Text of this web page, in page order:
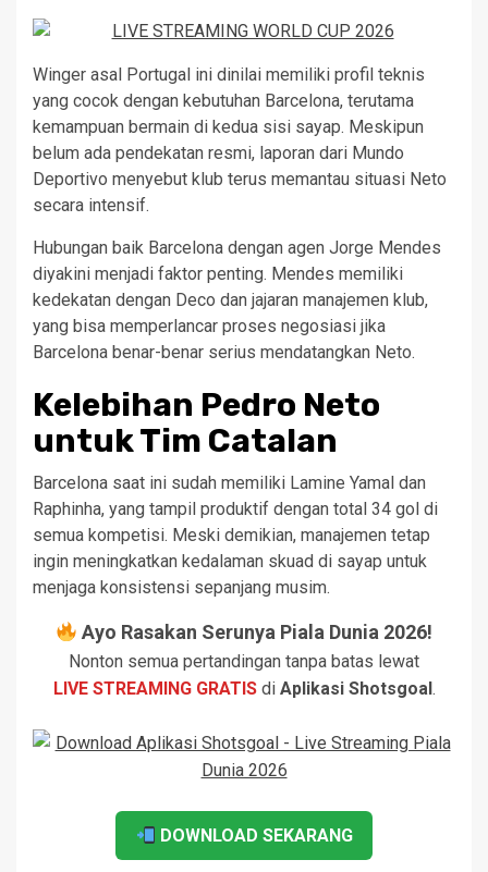
Winger asal Portugal ini dinilai memiliki profil teknis
yang cocok dengan kebutuhan Barcelona, terutama
kemampuan bermain di kedua sisi sayap. Meskipun
belum ada pendekatan resmi, laporan dari Mundo
Deportivo menyebut klub terus memantau situasi Neto
secara intensif.
Hubungan baik Barcelona dengan agen Jorge Mendes
diyakini menjadi faktor penting. Mendes memiliki
kedekatan dengan Deco dan jajaran manajemen klub,
yang bisa memperlancar proses negosiasi jika
Barcelona benar-benar serius mendatangkan Neto.
Kelebihan Pedro Neto
untuk Tim Catalan
Barcelona saat ini sudah memiliki Lamine Yamal dan
Raphinha, yang tampil produktif dengan total 34 gol di
semua kompetisi. Meski demikian, manajemen tetap
ingin meningkatkan kedalaman skuad di sayap untuk
menjaga konsistensi sepanjang musim.
Ayo Rasakan Serunya Piala Dunia 2026!
Nonton semua pertandingan tanpa batas lewat
LIVE STREAMING GRATISdi Aplikasi Shotsgoal.
DOWNLOAD SEKARANG